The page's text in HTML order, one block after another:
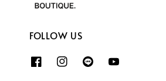
FOLLOW US